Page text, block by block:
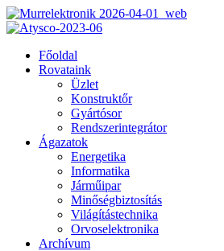
Főoldal
Rovataink
Üzlet
Konstruktőr
Gyártósor
Rendszerintegrátor
Ágazatok
Energetika
Informatika
Járműipar
Minőségbiztosítás
Világítástechnika
Orvoselektronika
Archívum